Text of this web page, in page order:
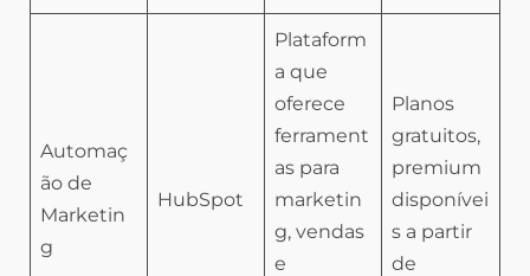
Automaç
ão de
Marketin
g
HubSpot
Plataform
a que
oferece
ferrament
as para
marketin
g, vendas
e
Planos
gratuitos,
premium
disponívei
s a partir
de